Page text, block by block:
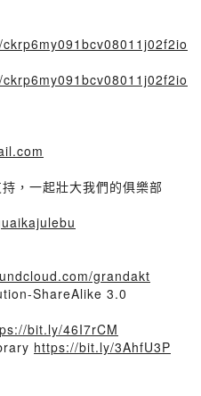
，一起壯大我們的俱樂部
grandakt
ShareAlike 3.0
bit.ly/46I7rCM
https://bit.ly/3AhfU3P